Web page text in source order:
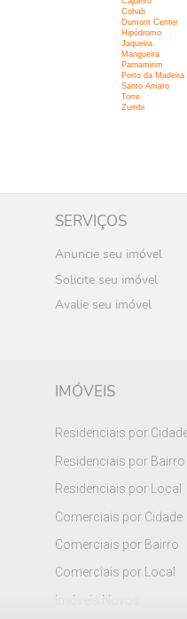
Cohab
Dumont Center
Hipódromo
Jaqueira
Mangueira
Parnamirim
Porto da Madeira
Santo Amaro
Torre
Zumbi
SERVIÇOS
Anuncie seu imóvel
Solicite seu imóvel
Avalie seu imóvel
IMÓVEIS
Residenciais por
Residenciais por Bairro
Residenciais por Local
Comerciais por Cidade
Comerciais por Bairro
Comerciais por Local
Imóveis Novos